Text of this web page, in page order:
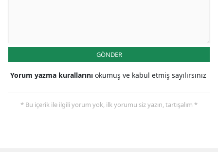
GÖNDER
Yorum yazma kurallarını okumuş ve kabul etmiş sayılırsınız
* Bu içerik ile ilgili yorum yok, ilk yorumu siz yazın, tartışalım *